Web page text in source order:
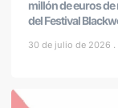
millón de euros
del Festival
30 de julio de 2026